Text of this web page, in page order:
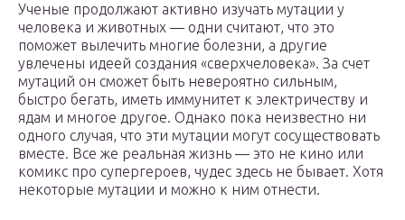
Ученые продолжают активно изучать мутации у
человека и животных — одни считают, что это
поможет вылечить многие болезни, а другие
увлечены идеей создания «сверхчеловека». За счет
мутаций он сможет быть невероятно сильным,
быстро бегать, иметь иммунитет к электричеству и
ядам и многое другое. Однако пока неизвестно ни
одного случая, что эти мутации могут сосуществовать
вместе. Все же реальная жизнь — это не кино или
комикс про супергероев, чудес здесь не бывает. Хотя
некоторые мутации и можно к ним отнести.